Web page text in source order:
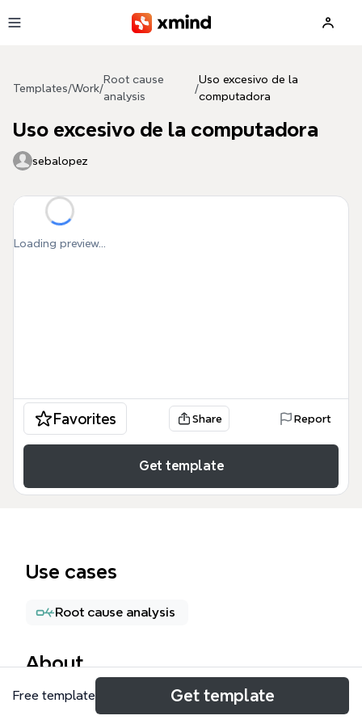
Templates/Work/
Root cause
analysis
/
Uso excesivo de la
computadora
Uso excesivo de la computadora
sebalopez
Loading preview...
Favorites Share Report
Get template
Use cases
Root cause analysis
About
El mapa mental 'Uso excesivo de la computadora'
Free template Get template